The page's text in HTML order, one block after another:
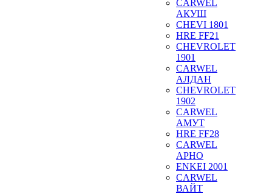
CARWEL
АКУШ
CHEVI 1801
HRE FF21
CHEVROLET
1901
CARWEL
АЛДАН
CHEVROLET
1902
CARWEL
АМУТ
HRE FF28
CARWEL
АРНО
ENKEI 2001
CARWEL
ВАЙТ